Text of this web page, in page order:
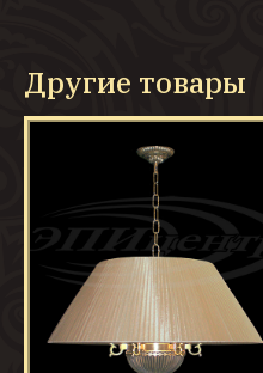
Другие товары